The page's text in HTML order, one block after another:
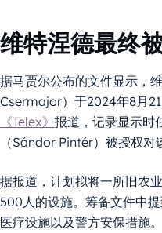
维特涅德最终
据马贾尔公布的文件显示，
Csermajor）于2024年8月
《Telex》 报道，记录显示时
（Sándor Pintér）被授权对
据报道，计划拟将一所旧农
500人的设施。筹备文件中
医疗设施以及警方安保措施